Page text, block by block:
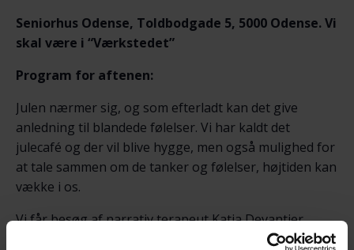
Seniorhus Odense, Toldbodgade 5, 5000 Odense. Vi
skal være i “Værkstedet”
Program for aftenen:
Julen nærmer sig, og som efterladt kan det give
anledning til blandede følelser. Vi har kaldt det
julecafé og der vil blive hygge, men også mulighed for
at tale sammen om de tanker og følelser, højtiden kan
vække i os.
Vi får besøg af narrativ terapeut Katja Devantier